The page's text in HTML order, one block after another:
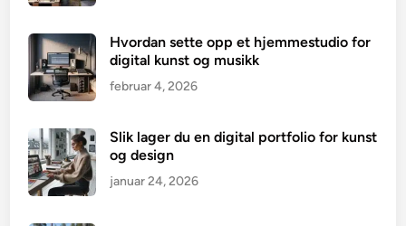
Hvordan sette opp et hjemmestudio for
digital kunst og musikk
februar 4, 2026
Slik lager du en digital portfolio for kunst
og design
januar 24, 2026